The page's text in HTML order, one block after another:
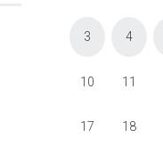
3 4
10 11
17 18